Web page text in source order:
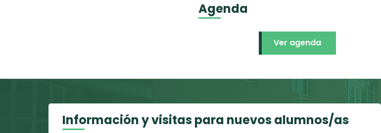
Agenda
Ver agenda
Información y visitas para nuevos alumnos/as